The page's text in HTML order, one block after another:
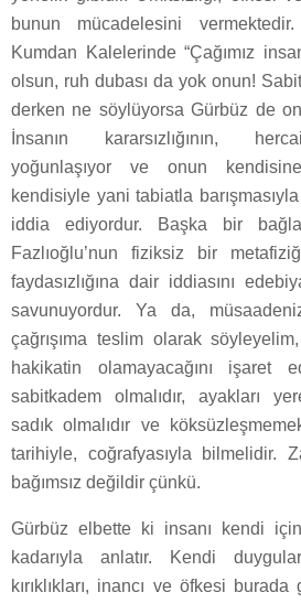
bunun mücadelesini
Kumdan Kalelerinde “Çağımız
olsun, ruh dubası da yok onun!
derken ne söylüyorsa Gürbüz de
İnsanın kararsızlığının,
yoğunlaşıyor ve onun
kendisiyle yani tabiatla
iddia ediyordur. Başka bir
Fazlıoğlu’nun fiziksiz bir
faydasızlığına dair iddiasını
savunuyordur. Ya da,
çağrışıma teslim olarak
hakikatin olamayacağını işaret
sabitkadem olmalıdır, ayakları
sadık olmalıdır ve
tarihiyle, coğrafyasıyla bilmelidir.
bağımsız değildir çünkü.
Gürbüz elbette ki insanı kendi
kadarıyla anlatır. Kendi
kırıklıkları, inancı ve öfkesi